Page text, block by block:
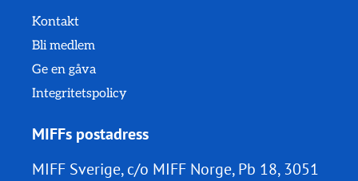
Kontakt
Bli medlem
Ge en gåva
Integritetspolicy
MIFFs postadress
MIFF Sverige, c/o MIFF Norge, Pb 18, 3051